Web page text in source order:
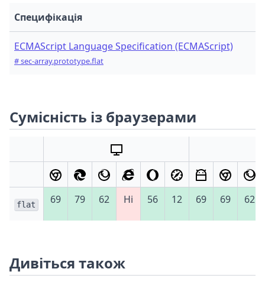
Специфікація
ECMAScript Language Specification (ECMAScript)
# sec-array.prototype.flat
Сумісність із браузерами
flat 69 79 62 Ні 56 12 69 69 62
Дивіться також